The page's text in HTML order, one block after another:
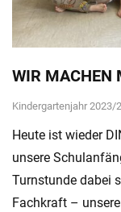
WIR MACHEN
Kindergartenjahr 2023/
Heute ist wieder
unsere
Turnstunde dabei
Fachkraft –